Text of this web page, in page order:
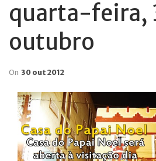
quarta-feira,
outubro
On 30 out 2012